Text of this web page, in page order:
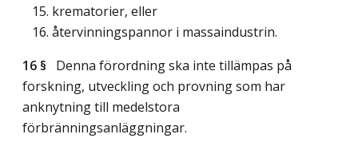
15. krematorier, eller
16. återvinningspannor i massaindustrin.
16 § Denna förordning ska inte tillämpas på
forskning, utveckling och provning som har
anknytning till medelstora
förbränningsanläggningar.